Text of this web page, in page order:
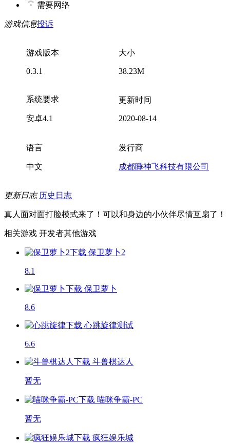
需要网络
游戏信息投诉
游戏版本
0.3.1
大小
38.23M
系统要求
安卓4.1
更新时间
2020-08-14
语言
中文
发行商
成都睡神飞科技有限公司
更新日志 历史日志
真人面对面打脸模式来了！可以和身边的小伙伴尽情互扇了！
相关游戏 开发者其他游戏
保卫萝卜2
8.1
保卫萝卜
8.6
心跳旋律测试
6.6
斗兽棋达人
暂无
喵咪争霸-PC
暂无
疯狂娱乐城